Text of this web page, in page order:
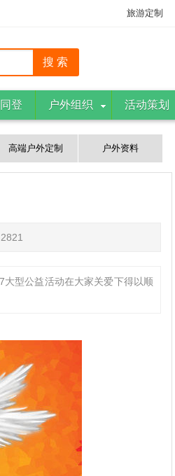
旅游定制
登 户外组织 活动策划
高端户外定制 户外资料
2821
型公益活动在大家关爱下得以顺